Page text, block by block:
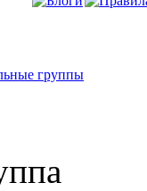
группы